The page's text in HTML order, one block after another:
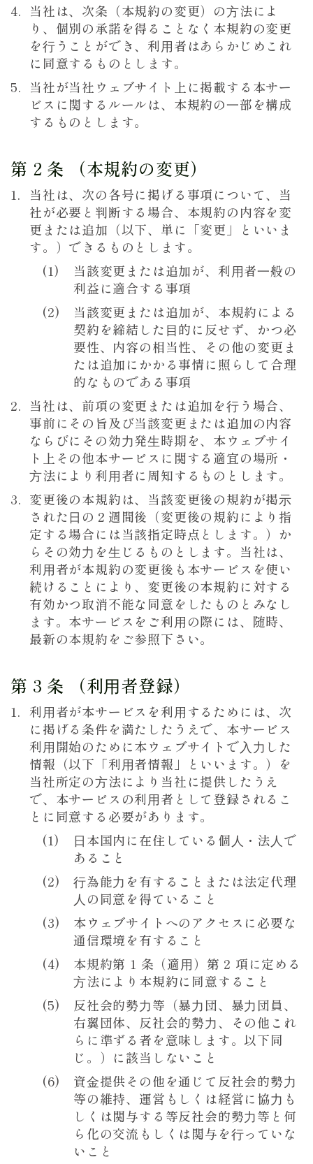
当社は、次条（本規約の変更）の⽅法によ
り、個別の承諾を得ることなく本規約の変更
を⾏うことができ、利⽤者はあらかじめこれ
に同意するものとします。
当社が当社ウェブサイト上に掲載する本サー
ビスに関するルールは、本規約の⼀部を構成
するものとします。
第 2 条 （本規約の変更）
当社は、次の各号に掲げる事項について、当
社が必要と判断する場合、本規約の内容を変
更または追加（以下、単に「変更」といいま
す。）できるものとします。
当該変更または追加が、利⽤者⼀般の
利益に適合する事項
当該変更または追加が、本規約による
契約を締結した⽬的に反せず、かつ必
要性、内容の相当性、その他の変更ま
たは追加にかかる事情に照らして合理
的なものである事項
当社は、前項の変更または追加を⾏う場合、
事前にその旨及び当該変更または追加の内容
ならびにその効⼒発⽣時期を、本ウェブサイ
ト上その他本サービスに関する適宜の場所・
⽅法により利⽤者に周知するものとします。
変更後の本規約は、当該変更後の規約が掲⽰
された⽇の２週間後（変更後の規約により指
定する場合には当該指定時点とします。）か
らその効⼒を⽣じるものとします。当社は、
利⽤者が本規約の変更後も本サービスを使い
続けることにより、変更後の本規約に対する
有効かつ取消不能な同意をしたものとみなし
ます。本サービスをご利⽤の際には、随時、
最新の本規約をご参照下さい。
第 3 条 （利⽤者登録）
利⽤者が本サービスを利⽤するためには、次
に掲げる条件を満たしたうえで、本サービス
利⽤開始のために本ウェブサイトで⼊⼒した
情報（以下「利⽤者情報」といいます。）を
当社所定の⽅法により当社に提供したうえ
で、本サービスの利⽤者として登録されるこ
とに同意する必要があります。
⽇本国内に在住している個⼈・法⼈で
あること
⾏為能⼒を有することまたは法定代理
⼈の同意を得ていること
本ウェブサイトへのアクセスに必要な
通信環境を有すること
本規約第 1 条（適⽤）第 2 項に定める
⽅法により本規約に同意すること
反社会的勢⼒等（暴⼒団、暴⼒団員、
右翼団体、反社会的勢⼒、その他これ
らに準ずる者を意味します。以下同
じ。）に該当しないこと
資⾦提供その他を通じて反社会的勢⼒
等の維持、運営もしくは経営に協⼒も
しくは関与する等反社会的勢⼒等と何
ら化の交流もしくは関与を⾏っていな
いこと